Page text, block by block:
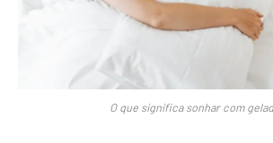
O que significa sonhar com